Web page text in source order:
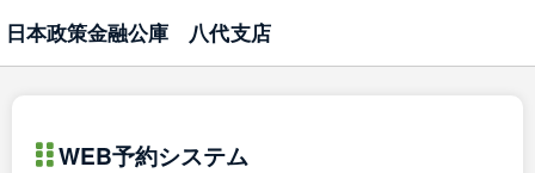
日本政策金融公庫 八代支店
WEB予約システム